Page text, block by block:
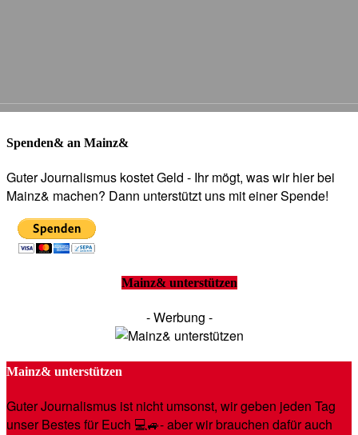
Spenden& an Mainz&
Guter Journalismus kostet Geld - Ihr mögt, was wir hier bei
Mainz& machen? Dann unterstützt uns mit einer Spende!
Mainz& unterstützen
- Werbung -
Mainz& unterstützen
Guter Journalismus ist nicht umsonst, wir geben jeden Tag
unser Bestes für Euch 💻🚙- aber wir brauchen dafür auch